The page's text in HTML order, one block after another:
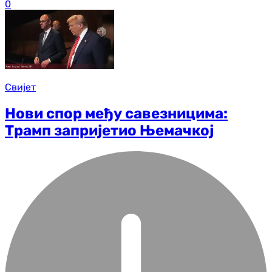
0
Свијет
Нови спор међу савезницима:
Трамп запријетио Њемачкој